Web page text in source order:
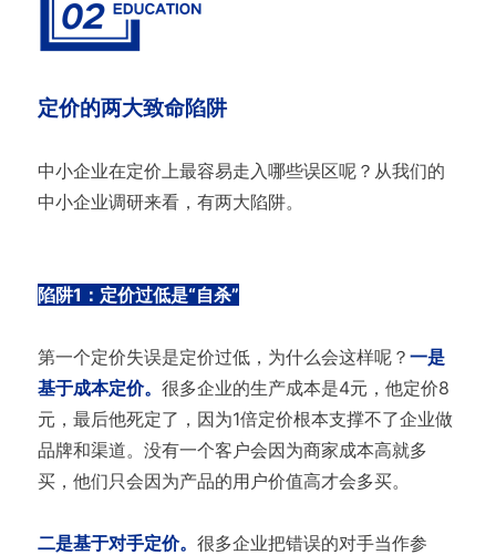
定价的两大致命陷阱
中小企业在定价上最容易走入哪些误区呢？从我们的
中小企业调研来看，有两大陷阱。
陷阱1：定价过低是“自杀”
第一个定价失误是定价过低，为什么会这样呢？ 一是
基于成本定价。 很多企业的生产成本是4元，他定价8
元，最后他死定了，因为1倍定价根本支撑不了企业做
品牌和渠道。没有一个客户会因为商家成本高就多
买，他们只会因为产品的用户价值高才会多买。
二是基于对手定价。 很多企业把错误的对手当作参